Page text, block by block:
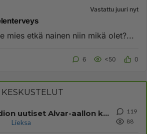
Vastattu juuri nyt
et ole mies etkä nainen niin mikä olet?...
6 <50 0
Lieksa oli Yleisradion uutiset Alvar-aallon kylä myynnissä?
Lieksa
119
88